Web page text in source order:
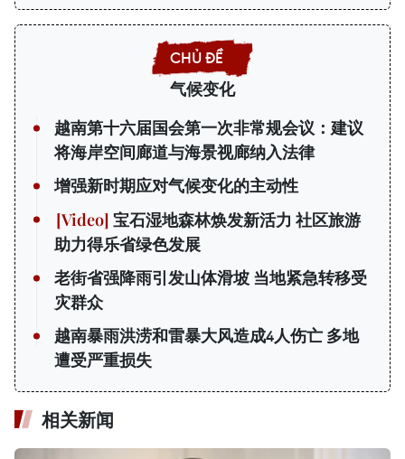
气候变化
越南第十六届国会第一次非常规会议：建议
将海岸空间廊道与海景视廊纳入法律
增强新时期应对气候变化的主动性
宝石湿地森林焕发新活力 社区旅游
助力得乐省绿色发展
老街省强降雨引发山体滑坡 当地紧急转移受
灾群众
越南暴雨洪涝和雷暴大风造成4人伤亡 多地
遭受严重损失
相关新闻